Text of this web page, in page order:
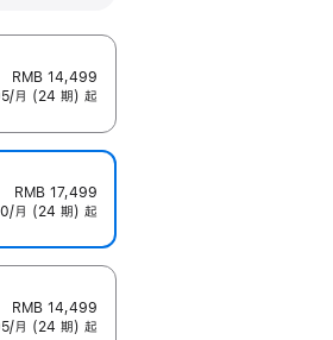
RMB 14,499
月 (24 期) 起
RMB 17,499
月 (24 期) 起
RMB 14,499
月 (24 期) 起